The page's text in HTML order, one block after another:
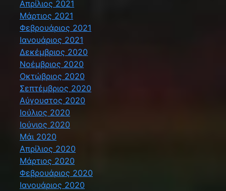
Απρίλιος 2021
Μάρτιος 2021
Φεβρουάριος 2021
Ιανουάριος 2021
Δεκέμβριος 2020
Νοέμβριος 2020
Οκτώβριος 2020
Σεπτέμβριος 2020
Αύγουστος 2020
Ιούλιος 2020
Ιούνιος 2020
Μάι 2020
Απρίλιος 2020
Μάρτιος 2020
Φεβρουάριος 2020
Ιανουάριος 2020